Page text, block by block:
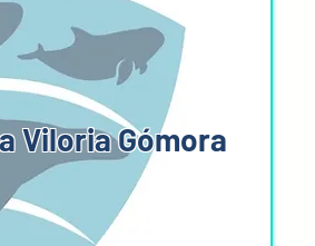
Viloria Gómora